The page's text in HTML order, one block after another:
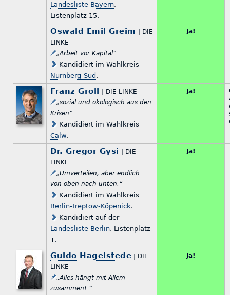
Landesliste Bayern,
Listenplatz 15.
Oswald Emil Greim
| DIE
LINKE
„Arbeit vor Kapital“
Kandidiert im Wahlkreis
Nürnberg-Süd .
Ja!
Franz Groll
| DIE LINKE
„sozial und ökologisch aus den
Krisen“
Kandidiert im Wahlkreis
Calw.
Ja!
Dr. Gregor Gysi
| DIE
LINKE
„Umverteilen, aber endlich
von oben nach unten.“
Kandidiert im Wahlkreis
Berlin-Treptow-Köpenick.
Kandidiert auf der
Landesliste Berlin, Listenplatz
1.
Ja!
Guido Hagelstede | DIE
LINKE
„Alles hängt mit Allem
zusammen! “
Ja!